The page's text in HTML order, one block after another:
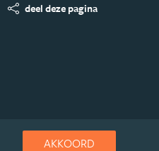
AKKOORD
deel deze pagina